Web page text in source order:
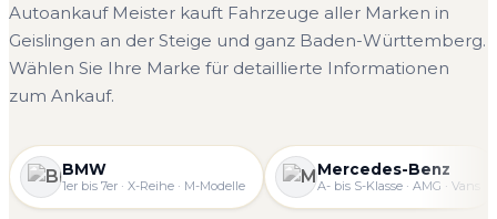
Autoankauf Meister kauft Fahrzeuge aller Marken in
Geislingen an der Steige und ganz Baden-Württemberg.
Wählen Sie Ihre Marke für detaillierte Informationen
zum Ankauf.
BMW
1er bis 7er · X-Reihe · M-Modelle
Mercedes-Benz
A- bis S-Klasse · AMG · Vans